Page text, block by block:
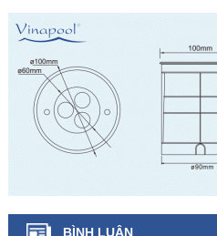
BÌNH LUẬN